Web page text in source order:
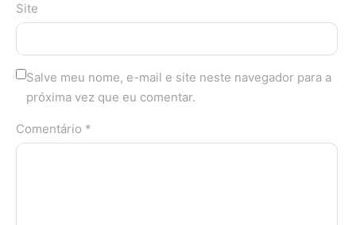
Site
Salve meu nome, e-mail e site neste navegador para a
próxima vez que eu comentar.
Comentário *